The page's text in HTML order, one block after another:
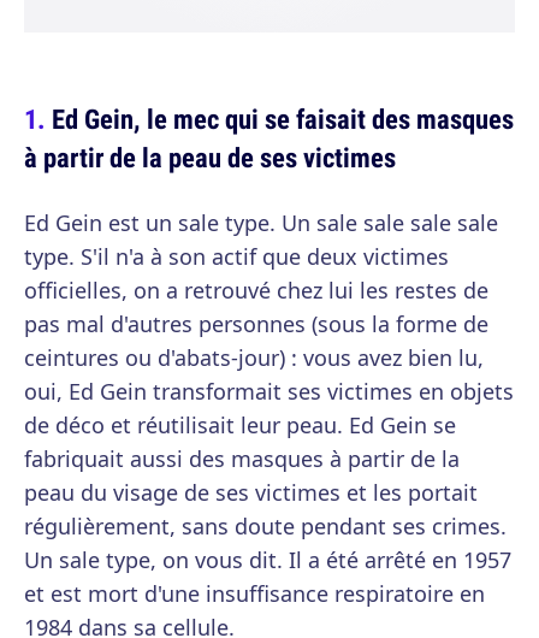
Ed Gein, le mec qui se faisait des masques
à partir de la peau de ses victimes
Ed Gein est un sale type. Un sale sale sale sale
type. S'il n'a à son actif que deux victimes
officielles, on a retrouvé chez lui les restes de
pas mal d'autres personnes (sous la forme de
ceintures ou d'abats-jour) : vous avez bien lu,
oui, Ed Gein transformait ses victimes en objets
de déco et réutilisait leur peau. Ed Gein se
fabriquait aussi des masques à partir de la
peau du visage de ses victimes et les portait
régulièrement, sans doute pendant ses crimes.
Un sale type, on vous dit. Il a été arrêté en 1957
et est mort d'une insuffisance respiratoire en
1984 dans sa cellule.